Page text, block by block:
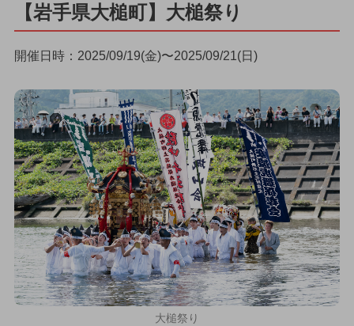
【岩手県大槌町】大槌祭り
開催日時：2025/09/19(金)〜2025/09/21(日)
大槌祭り